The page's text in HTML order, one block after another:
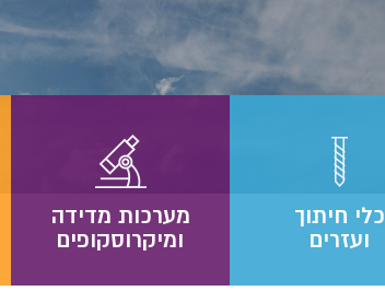
כלי חיתוך
ועזרים
מערכות מדידה
ומיקרוסקופים